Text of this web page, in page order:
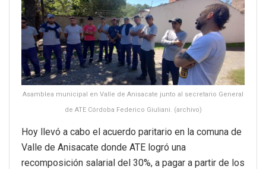
Asamblea municipal en Valle de Anisacate junto al secretario General
de ATE Córdoba Federico Giuliani. (archivo)
Hoy llevó a cabo el acuerdo paritario en la comuna de
Valle de Anisacate donde ATE logró una
recomposición salarial del 30%, a pagar a partir de los